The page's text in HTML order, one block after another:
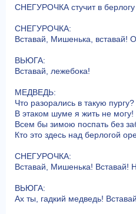
СНЕГУРОЧКА стучит в
СНЕГУРОЧКА:
Вставай, Мишенька, вставай!
ВЬЮГА:
Вставай, лежебока!
МЕДВЕДЬ:
Что разорались в такую пургу?
В этаком шуме я жить не могу!
Всем бы зимою поспать без
Кто это здесь над берлогой
СНЕГУРОЧКА:
Вставай, Мишенька! Вставай!
ВЬЮГА:
Ах ты, гадкий медведь!